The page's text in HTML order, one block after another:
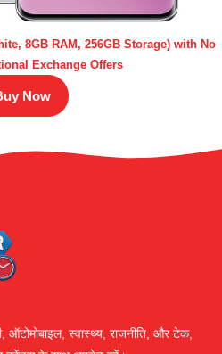
8GB RAM, 256GB Storage) with No
Exchange Offers
Now
ऑटोमोबाइल, स्वास्थ्य, राजनीति, और टेक,